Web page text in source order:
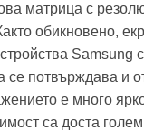
матрица с
обикновено,
Samsung
се потвърждава и
е много
са доста